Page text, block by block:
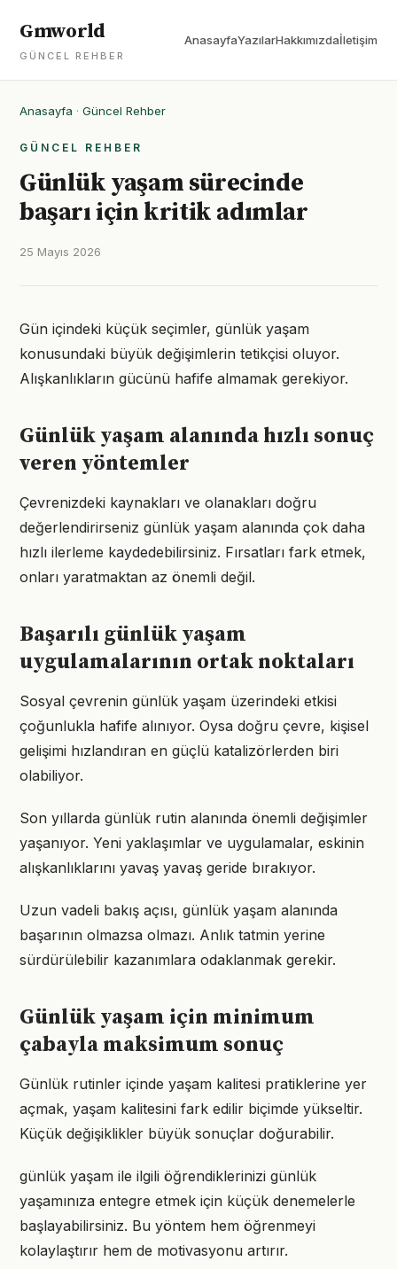
Gmworld
GÜNCEL REHBER
AnasayfaYazılarHakkımızdaİletişim
Anasayfa · Güncel Rehber
GÜNCEL REHBER
Günlük yaşam sürecinde
başarı için kritik adımlar
25 Mayıs 2026
Gün içindeki küçük seçimler, günlük yaşam
konusundaki büyük değişimlerin tetikçisi oluyor.
Alışkanlıkların gücünü hafife almamak gerekiyor.
Günlük yaşam alanında hızlı sonuç
veren yöntemler
Çevrenizdeki kaynakları ve olanakları doğru
değerlendirirseniz günlük yaşam alanında çok daha
hızlı ilerleme kaydedebilirsiniz. Fırsatları fark etmek,
onları yaratmaktan az önemli değil.
Başarılı günlük yaşam
uygulamalarının ortak noktaları
Sosyal çevrenin günlük yaşam üzerindeki etkisi
çoğunlukla hafife alınıyor. Oysa doğru çevre, kişisel
gelişimi hızlandıran en güçlü katalizörlerden biri
olabiliyor.
Son yıllarda günlük rutin alanında önemli değişimler
yaşanıyor. Yeni yaklaşımlar ve uygulamalar, eskinin
alışkanlıklarını yavaş yavaş geride bırakıyor.
Uzun vadeli bakış açısı, günlük yaşam alanında
başarının olmazsa olmazı. Anlık tatmin yerine
sürdürülebilir kazanımlara odaklanmak gerekir.
Günlük yaşam için minimum
çabayla maksimum sonuç
Günlük rutinler içinde yaşam kalitesi pratiklerine yer
açmak, yaşam kalitesini fark edilir biçimde yükseltir.
Küçük değişiklikler büyük sonuçlar doğurabilir.
günlük yaşam ile ilgili öğrendiklerinizi günlük
yaşamınıza entegre etmek için küçük denemelerle
başlayabilirsiniz. Bu yöntem hem öğrenmeyi
kolaylaştırır hem de motivasyonu artırır.